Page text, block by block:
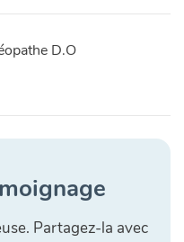
D.O
Partagez-la avec